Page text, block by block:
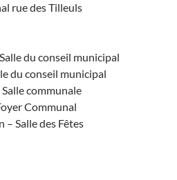
rue des Tilleuls
du conseil municipal
du conseil municipal
communale
Communal
Salle des Fêtes